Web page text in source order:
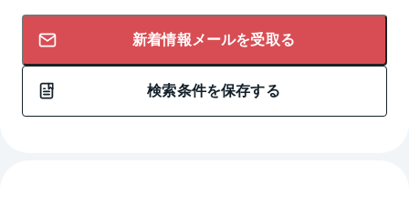
新着情報メールを受取る
検索条件を保存する